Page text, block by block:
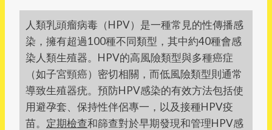
人類乳頭瘤病毒（HPV）是一種常見的性傳播感
染，擁有超過100種不同類型，其中約40種會感
染人類生殖器。HPV的高風險類型與多種癌症
（如子宮頸癌）密切相關，而低風險類型則通常
導致生殖器疣。預防HPV感染的有效方法包括使
用避孕套、保持性伴侶專一，以及接種HPV疫
苗。 定期檢查和篩查對於早期發現和管理HPV感